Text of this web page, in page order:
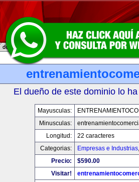
El dueño de este dominio lo
Mayusculas:
Minusculas:
Longitud:
22 caracteres
Categorias:
Empresas e Industrias
Precio:
$590.00
Visitar!